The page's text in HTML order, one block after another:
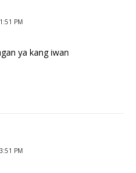
PM
ya kang iwan
PM